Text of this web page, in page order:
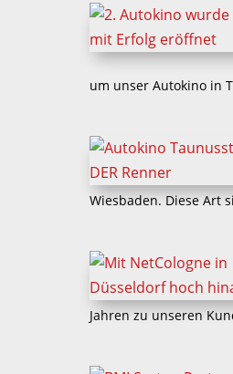
um unser Autokino in
Wiesbaden. Diese Art
Jahren zu unseren